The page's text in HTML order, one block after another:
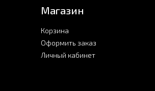
Магазин
Корзина
Оформить заказ
Личный кабинет